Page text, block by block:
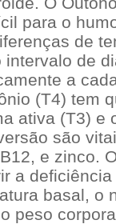
para o
de
intervalo de
a
(T4) tem
ativa (T3) e
são
e zinco.
a
basal, o
peso